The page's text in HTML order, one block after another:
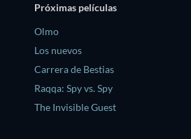
Próximas películas
Olmo
Los nuevos
Carrera de Bestias
Raqqa: Spy vs. Spy
The Invisible Guest